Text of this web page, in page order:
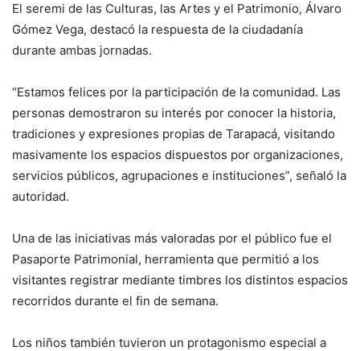
El seremi de las Culturas, las Artes y el Patrimonio, Álvaro
Gómez Vega, destacó la respuesta de la ciudadanía
durante ambas jornadas.
“Estamos felices por la participación de la comunidad. Las
personas demostraron su interés por conocer la historia,
tradiciones y expresiones propias de Tarapacá, visitando
masivamente los espacios dispuestos por organizaciones,
servicios públicos, agrupaciones e instituciones”, señaló la
autoridad.
Una de las iniciativas más valoradas por el público fue el
Pasaporte Patrimonial, herramienta que permitió a los
visitantes registrar mediante timbres los distintos espacios
recorridos durante el fin de semana.
Los niños también tuvieron un protagonismo especial a